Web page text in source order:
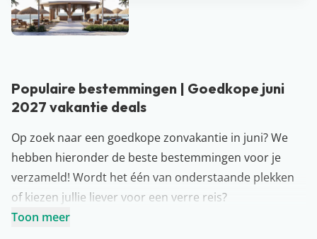
Bekijk alle blogs
Populaire bestemmingen | Goedkope juni
2027 vakantie deals
Op zoek naar een goedkope zonvakantie in juni? We
hebben hieronder de beste bestemmingen voor je
verzameld! Wordt het één van onderstaande plekken
of kiezen jullie liever voor een verre reis?
Griekenland vakantie juni 2027
Toon meer